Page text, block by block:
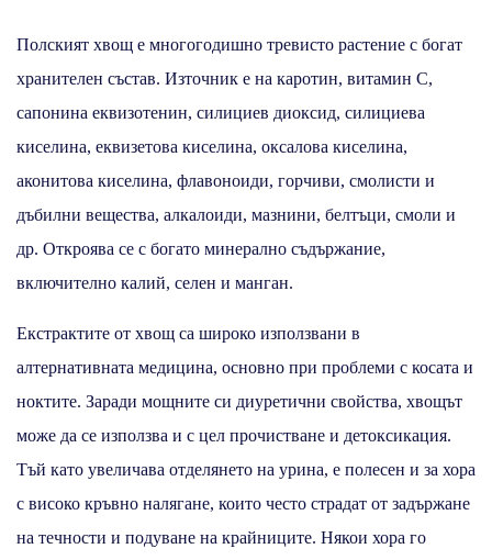
Полският хвощ е многогодишно тревисто растение с богат
хранителен състав. Източник е на каротин, витамин С,
сапонина еквизотенин, силициев диоксид, силициева
киселина, еквизетова киселина, оксалова киселина,
аконитова киселина, флавоноиди, горчиви, смолисти и
дъбилни вещества, алкалоиди, мазнини, белтъци, смоли и
др. Откроява се с богато минерално съдържание,
включително калий, селен и манган.
Екстрактите от хвощ са широко използвани в
алтернативната медицина, основно при проблеми с косата и
ноктите. Заради мощните си диуретични свойства, хвощът
може да се използва и с цел прочистване и детоксикация.
Тъй като увеличава отделянето на урина, е полесен и за хора
с високо кръвно налягане, които често страдат от задържане
на течности и подуване на крайниците. Някои хора го